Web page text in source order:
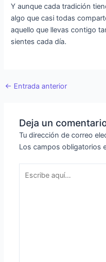
Y aunque cada tradición
algo que casi todas
aquello que llevas contigo
sientes cada día.
← Entrada anterior
Deja un
Tu dirección de correo
Los campos obligatorios
aquí...